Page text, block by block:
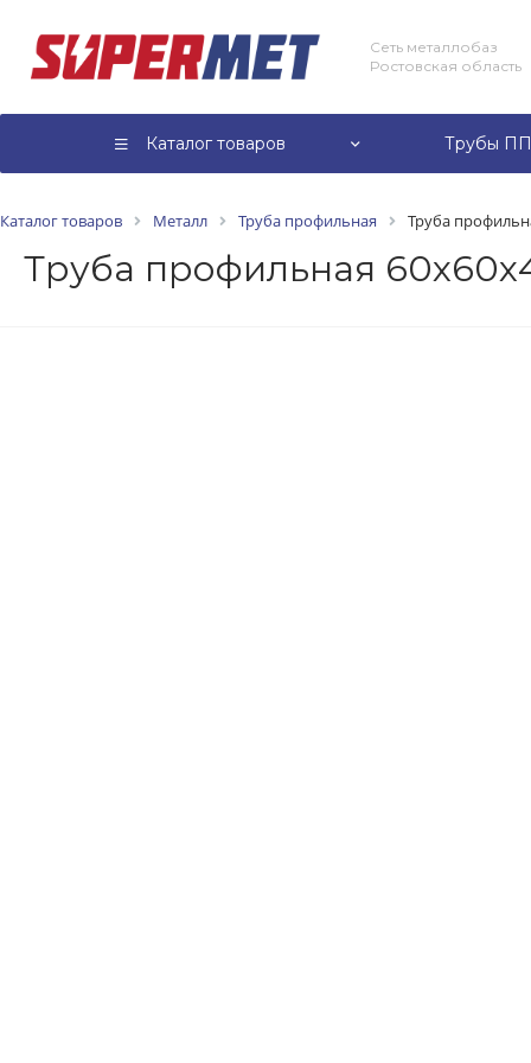
Сеть металлобаз
Ростовская область
Каталог товаров Трубы
Каталог товаров Металл Труба профильная Труба
Труба профильная